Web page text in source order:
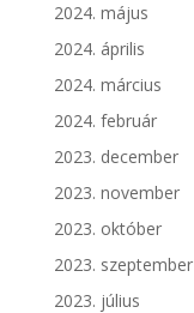
2024. május
2024. április
2024. március
2024. február
2023. december
2023. november
2023. október
2023. szeptember
2023. július